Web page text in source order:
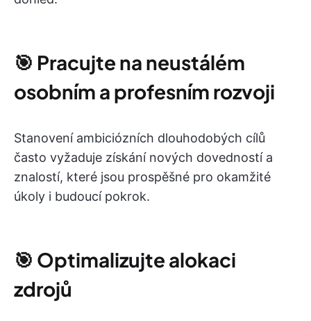
🎯 Pracujte na neustálém
osobním a profesním rozvoji
Stanovení ambiciózních dlouhodobých cílů
často vyžaduje získání nových dovedností a
znalostí, které jsou prospěšné pro okamžité
úkoly i budoucí pokrok.
🎯 Optimalizujte alokaci
zdrojů